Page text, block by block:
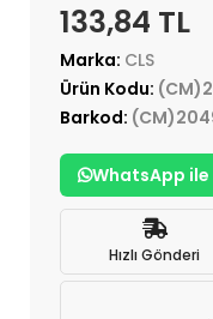
133,84 TL
Marka: CLS
Ürün Kodu:
Barkod:
WhatsApp ile
Hızlı Gönderi